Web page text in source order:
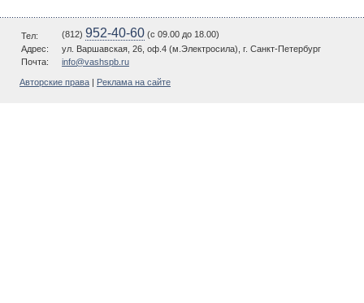
Тел: (812) 952-40-60 (c 09.00 до 18.00)
Адрес:
ул. Варшавская, 26, оф.4 (м.Электросила), г. Санкт-Петербург
Почта:
info@vashspb.ru
Авторские права Реклама на сайте